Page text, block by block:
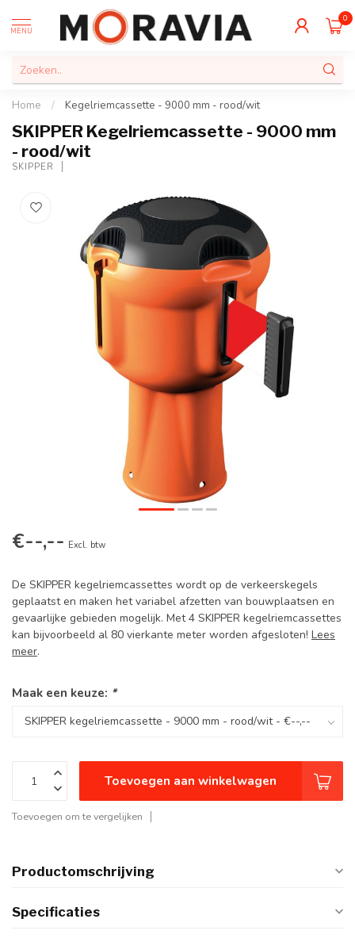
MENU
0
Home / Kegelriemcassette - 9000 mm - rood/wit
SKIPPER Kegelriemcassette - 9000 mm
- rood/wit
SKIPPER
€--,-- Excl. btw
De SKIPPER kegelriemcassettes wordt op de verkeerskegels
geplaatst en maken het variabel afzetten van bouwplaatsen en
gevaarlijke gebieden mogelijk. Met 4 SKIPPER kegelriemcassettes
kan bijvoorbeeld al 80 vierkante meter worden afgesloten! Lees
meer.
Maak een keuze: *
Toevoegen aan winkelwagen
Toevoegen om te vergelijken
Productomschrijving
Specificaties